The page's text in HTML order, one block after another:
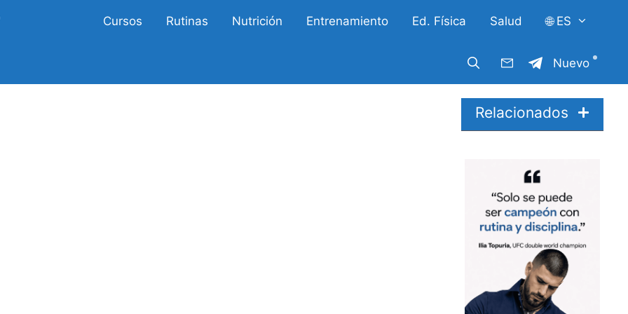
Cursos Rutinas Nutrición Entrenamiento Ed. Física Salud 🌐 ES
Nuevo
Relacionados